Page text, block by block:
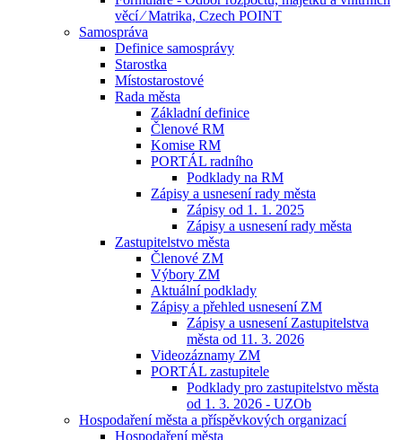
věcí ⁄ Matrika, Czech POINT
Samospráva
Definice samosprávy
Starostka
Místostarostové
Rada města
Základní definice
Členové RM
Komise RM
PORTÁL radního
Podklady na RM
Zápisy a usnesení rady města
Zápisy od 1. 1. 2025
Zápisy a usnesení rady města
Zastupitelstvo města
Členové ZM
Výbory ZM
Aktuální podklady
Zápisy a přehled usnesení ZM
Zápisy a usnesení Zastupitelstva
města od 11. 3. 2026
Videozáznamy ZM
PORTÁL zastupitele
Podklady pro zastupitelstvo města
od 1. 3. 2026 - UZOb
Hospodaření města a příspěvkových organizací
Hospodaření města